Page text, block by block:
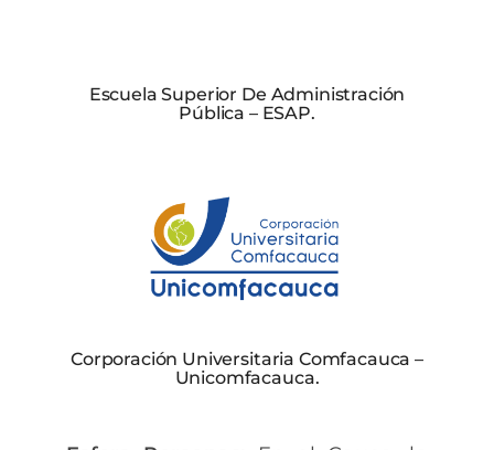
Escuela Superior De Administración
Pública – ESAP.
Corporación Universitaria Comfacauca –
Unicomfacauca.